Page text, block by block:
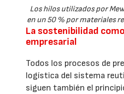
Los hilos utilizados por
en un 50 % por materiales
La sostenibilidad
empresarial
Todos los procesos de
logística del sistema
siguen también el